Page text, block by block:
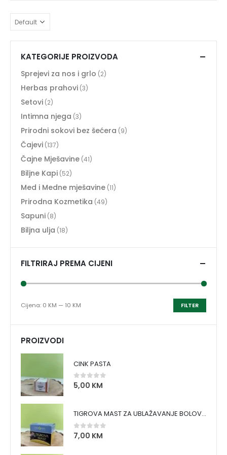
KATEGORIJE PROIZVODA
Sprejevi za nos i grlo (2)
Herbas prahovi (3)
Setovi (2)
Intimna njega (3)
Prirodni sokovi bez šećera (9)
Čajevi (137)
Čajne Mješavine (41)
Biljne Kapi (52)
Med i Medne mješavine (11)
Prirodna Kozmetika (49)
Sapuni (8)
Biljna ulja (18)
FILTRIRAJ PREMA CIJENI
FILTER
Cijena: 0 KM — 10 KM
PROIZVODI
CINK PASTA
0 out of 5
5,00 KM
TIGROVA MAST ZA UBLAŽAVANJE BOLOVA I ZAGRIJAVANJE MIŠIĆA
0 out of 5
7,00 KM